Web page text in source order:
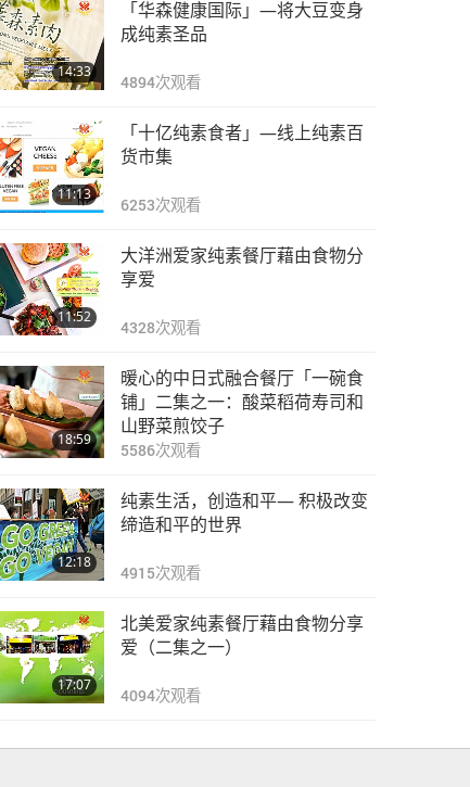
14:33
「华森健康国际」—将大豆变身
成纯素圣品
4894次观看
11:13
「十亿纯素食者」—线上纯素百
货市集
6253次观看
11:52
大洋洲爱家纯素餐厅藉由食物分
享爱
4328次观看
18:59
暖心的中日式融合餐厅「一碗食
铺」二集之一：酸菜稻荷寿司和
山野菜煎饺子
5586次观看
12:18
纯素生活，创造和平— 积极改变
缔造和平的世界
4915次观看
17:07
北美爱家纯素餐厅藉由食物分享
爱（二集之一）
4094次观看